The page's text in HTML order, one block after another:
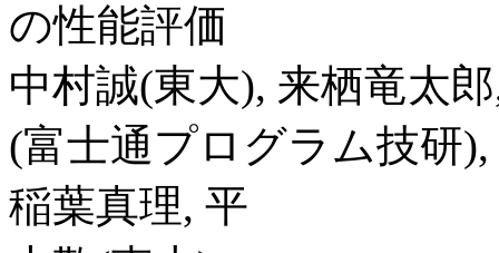
の性能評価
中村誠(東大), 来栖竜太
(富士通プログラム技研
稲葉真理, 平